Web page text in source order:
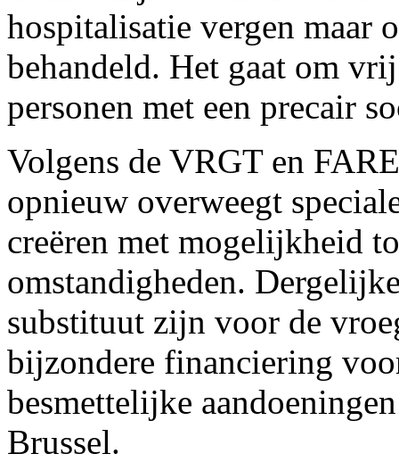
hospitalisatie vergen maar
behandeld. Het gaat om
personen met een precair
Volgens de VRGT en
opnieuw overweegt
creëren met mogelijkheid
omstandigheden.
substituut zijn voor de
bijzondere financiering
besmettelijke
Brussel.